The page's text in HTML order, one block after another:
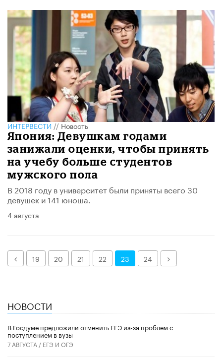
ИНТЕРВЕСТИ//Новость
​Япония: Девушкам годами
занижали оценки, чтобы принять
на учебу больше студентов
мужского пола
В 2018 году в университет были приняты всего 30
девушек и 141 юноша.
4 августа
Назад19 20 21 22 23 24 Далее
НОВОСТИ
В Госдуме предложили отменить ЕГЭ из-за проблем с
поступлением в вузы
7 АВГУСТА / ЕГЭ И ОГЭ